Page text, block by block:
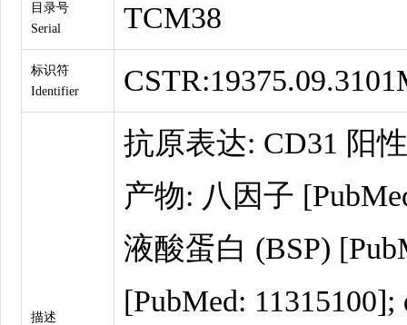
目录号
Serial
TCM38
标识符
Identifier
描述
抗原表达: CD31 阳
产物: 八因子
液酸蛋白 (BSP)
[PubMed: